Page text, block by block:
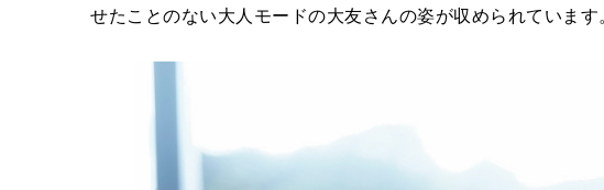
せたことのない大人モードの大友さんの姿が収められています